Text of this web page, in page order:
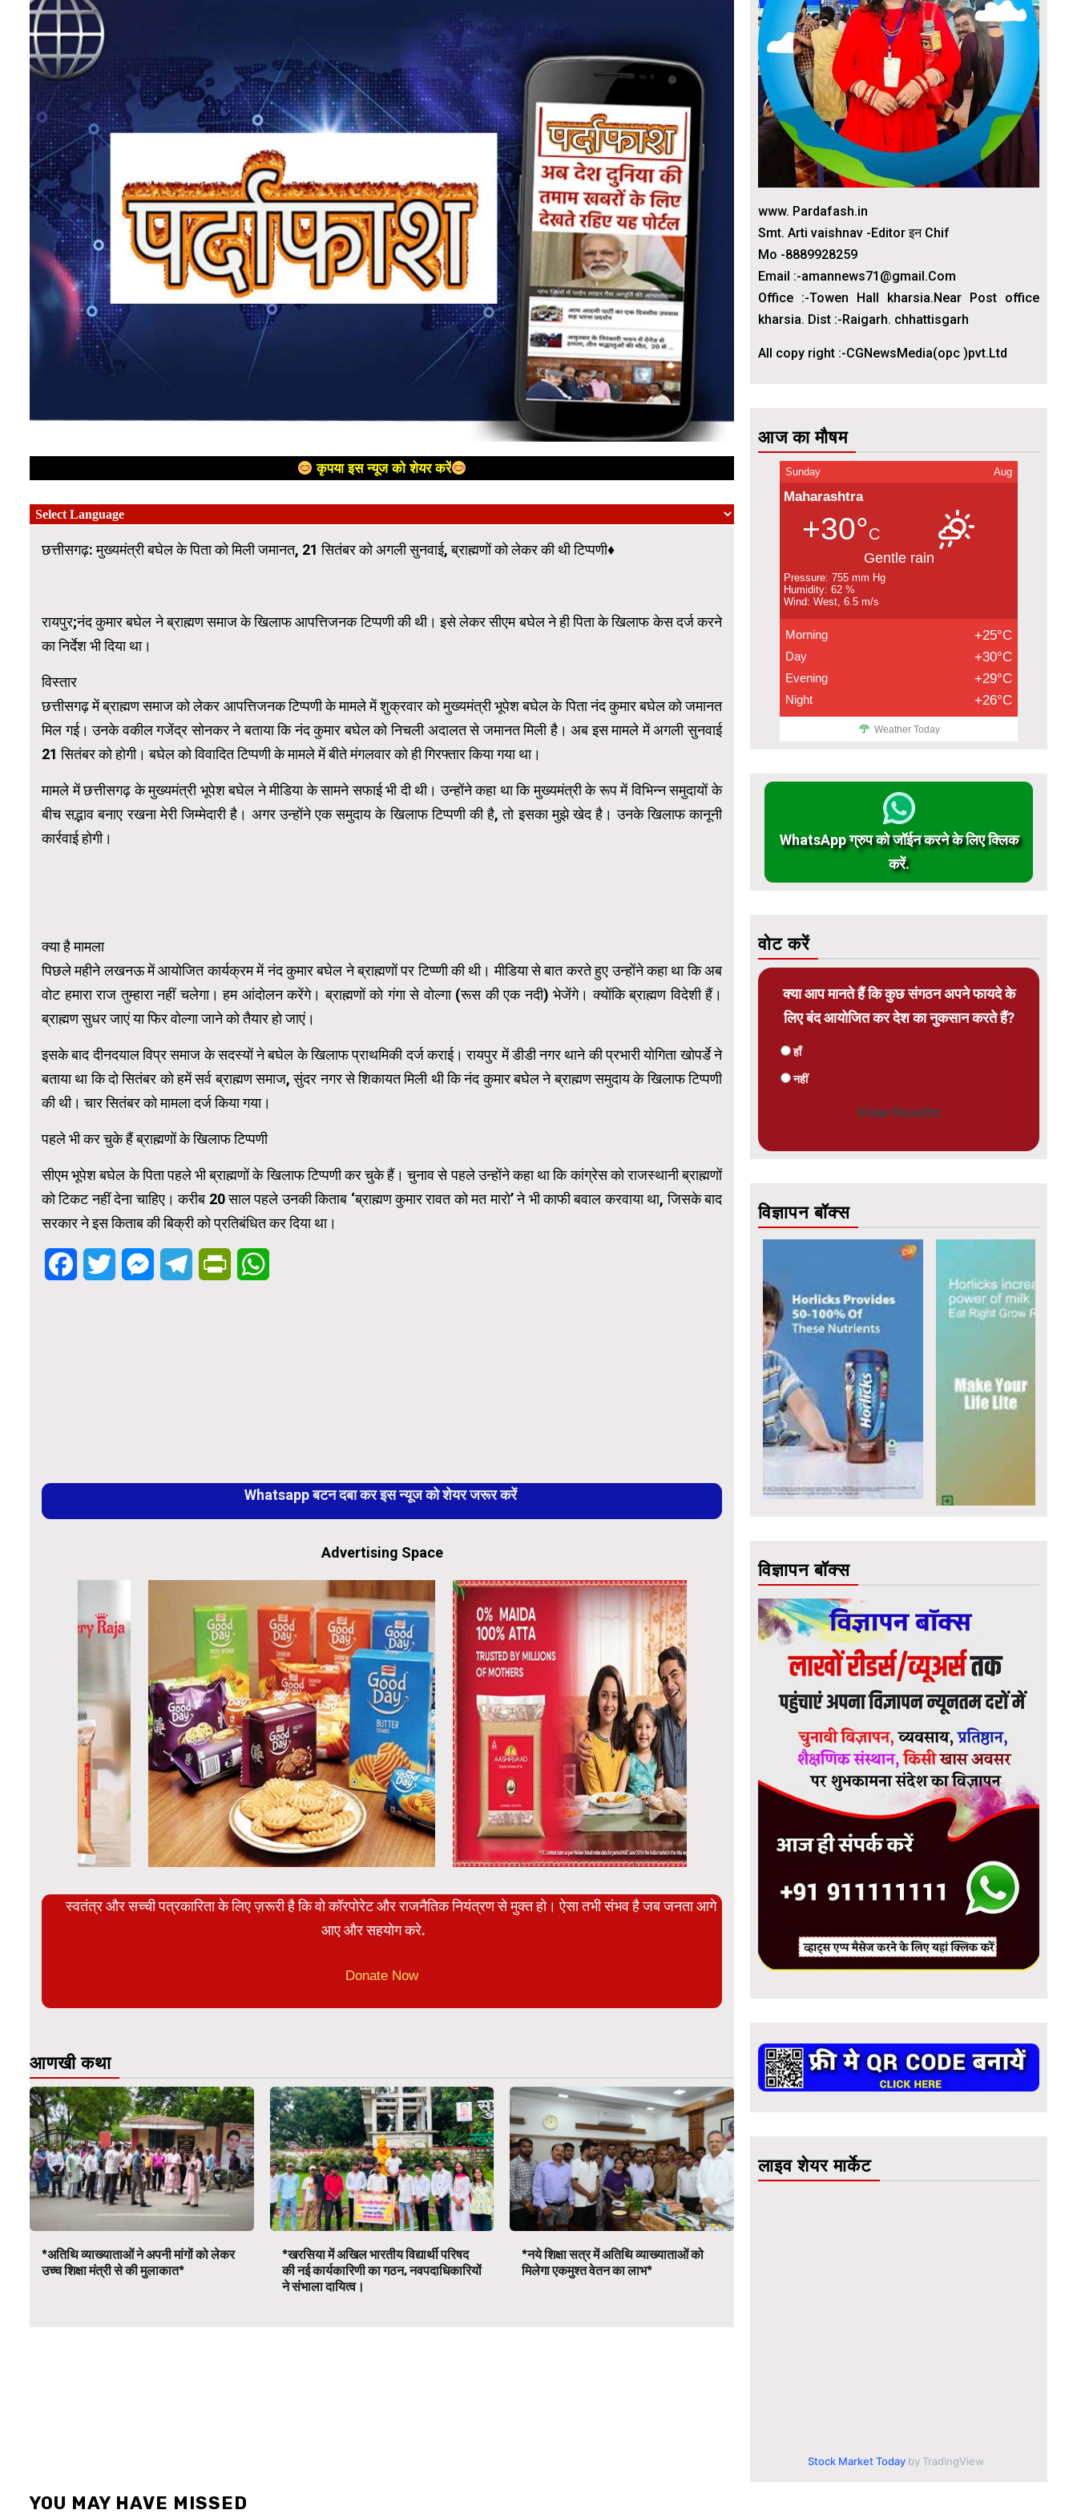
कृपया इस न्यूज को शेयर करें
छत्तीसगढ़: मुख्यमंत्री बघेल के पिता को मिली जमानत, 21 सितंबर को अगली सुनवाई, ब्राह्मणों को लेकर की थी टिप्पणी♦
रायपुर;नंद कुमार बघेल ने ब्राह्मण समाज के खिलाफ आपत्तिजनक टिप्पणी की थी। इसे लेकर सीएम बघेल ने ही पिता के खिलाफ केस दर्ज करने
का निर्देश भी दिया था।
विस्तार
छत्तीसगढ़ में ब्राह्मण समाज को लेकर आपत्तिजनक टिप्पणी के मामले में शुक्रवार को मुख्यमंत्री भूपेश बघेल के पिता नंद कुमार बघेल को जमानत
मिल गई। उनके वकील गजेंद्र सोनकर ने बताया कि नंद कुमार बघेल को निचली अदालत से जमानत मिली है। अब इस मामले में अगली सुनवाई
21 सितंबर को होगी। बघेल को विवादित टिप्पणी के मामले में बीते मंगलवार को ही गिरफ्तार किया गया था।
मामले में छत्तीसगढ़ के मुख्यमंत्री भूपेश बघेल ने मीडिया के सामने सफाई भी दी थी। उन्होंने कहा था कि मुख्यमंत्री के रूप में विभिन्न समुदायों के
बीच सद्भाव बनाए रखना मेरी जिम्मेदारी है। अगर उन्होंने एक समुदाय के खिलाफ टिप्पणी की है, तो इसका मुझे खेद है। उनके खिलाफ कानूनी
कार्रवाई होगी।
क्या है मामला
पिछले महीने लखनऊ में आयोजित कार्यक्रम में नंद कुमार बघेल ने ब्राह्मणों पर टिप्प्णी की थी। मीडिया से बात करते हुए उन्होंने कहा था कि अब
वोट हमारा राज तुम्हारा नहीं चलेगा। हम आंदोलन करेंगे। ब्राह्मणों को गंगा से वोल्गा (रूस की एक नदी) भेजेंगे। क्योंकि ब्राह्मण विदेशी हैं।
ब्राह्मण सुधर जाएं या फिर वोल्गा जाने को तैयार हो जाएं।
इसके बाद दीनदयाल विप्र समाज के सदस्यों ने बघेल के खिलाफ प्राथमिकी दर्ज कराई। रायपुर में डीडी नगर थाने की प्रभारी योगिता खोपर्डे ने
बताया था कि दो सितंबर को हमें सर्व ब्राह्मण समाज, सुंदर नगर से शिकायत मिली थी कि नंद कुमार बघेल ने ब्राह्मण समुदाय के खिलाफ टिप्पणी
की थी। चार सितंबर को मामला दर्ज किया गया।
पहले भी कर चुके हैं ब्राह्मणों के खिलाफ टिप्पणी
सीएम भूपेश बघेल के पिता पहले भी ब्राह्मणों के खिलाफ टिप्पणी कर चुके हैं। चुनाव से पहले उन्होंने कहा था कि कांग्रेस को राजस्थानी ब्राह्मणों
को टिकट नहीं देना चाहिए। करीब 20 साल पहले उनकी किताब ‘ब्राह्मण कुमार रावत को मत मारो’ ने भी काफी बवाल करवाया था, जिसके बाद
सरकार ने इस किताब की बिक्री को प्रतिबंधित कर दिया था।
FacebookTwitter MessengerTelegramPrintFriendly
Whatsapp बटन दबा कर इस न्यूज को शेयर जरूर करें
Advertising Space
स्वतंत्र और सच्ची पत्रकारिता के लिए ज़रूरी है कि वो कॉरपोरेट और राजनैतिक नियंत्रण से मुक्त हो। ऐसा तभी संभव है जब जनता आगे
आए और सहयोग करे.
Donate Now
आणखी कथा
*अतिथि व्याख्याताओं ने अपनी मांगों को लेकर
उच्च शिक्षा मंत्री से की मुलाकात*
*खरसिया में अखिल भारतीय विद्यार्थी परिषद
की नई कार्यकारिणी का गठन, नवपदाधिकारियों
ने संभाला दायित्व।
*नये शिक्षा सत्र में अतिथि व्याख्याताओं को
मिलेगा एकमुश्त वेतन का लाभ*
www. Pardafash.in
Smt. Arti vaishnav -Editor इन Chif
Mo -8889928259
Email :-amannews71@gmail.Com
Office :-Towen Hall kharsia.Near Post office
kharsia. Dist :-Raigarh. chhattisgarh
All copy right :-CGNewsMedia(opc )pvt.Ltd
आज का मौषम
Sunday Aug
Maharashtra
+30°C
Gentle rain
Pressure: 755 mm Hg
Humidity: 62 %
Wind: West, 6.5 m/s
Morning +25°C
Day +30°C
Evening +29°C
Night +26°C
Weather Today
WhatsApp ग्रुप को जॉईन करने के लिए क्लिक
करें.
वोट करें
क्या आप मानते हैं कि कुछ संगठन अपने फायदे के
लिए बंद आयोजित कर देश का नुकसान करते हैं?
हाँ
नहीं
View Results
विज्ञापन बॉक्स
विज्ञापन बॉक्स
लाइव शेयर मार्केट
Stock Market Today by TradingView
YOU MAY HAVE MISSED